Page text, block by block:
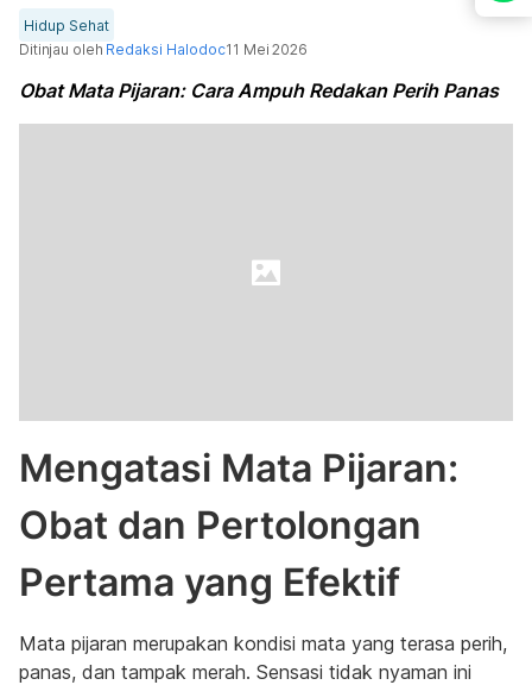
Hidup Sehat
Ditinjau oleh Redaksi Halodoc11 Mei 2026
Obat Mata Pijaran: Cara Ampuh Redakan Perih Panas
Mengatasi Mata Pijaran:
Obat dan Pertolongan
Pertama yang Efektif
Mata pijaran merupakan kondisi mata yang terasa perih,
panas, dan tampak merah. Sensasi tidak nyaman ini